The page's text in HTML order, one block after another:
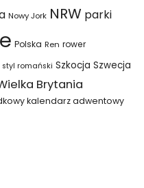
Nowy Jork NRW parki
Polska Ren rower
styl romański Szkocja Szwecja
Brytania
kalendarz adwentowy